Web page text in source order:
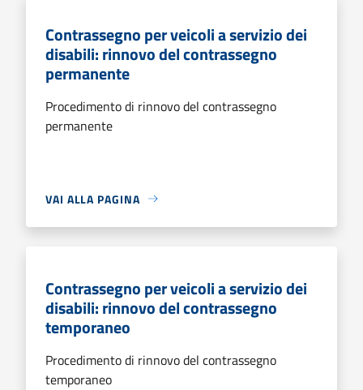
Contrassegno per veicoli a servizio dei
disabili: rinnovo del contrassegno
permanente
Procedimento di rinnovo del contrassegno
permanente
VAI ALLA PAGINA
Contrassegno per veicoli a servizio dei
disabili: rinnovo del contrassegno
temporaneo
Procedimento di rinnovo del contrassegno
temporaneo